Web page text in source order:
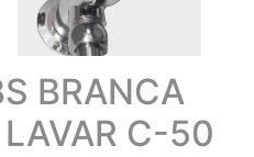
BRANCA
C-50